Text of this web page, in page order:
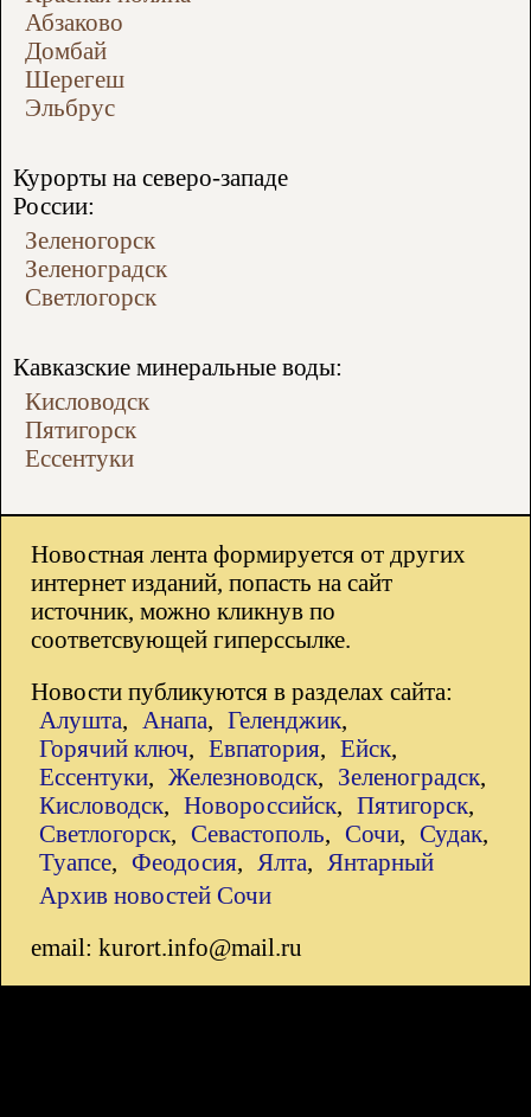
Абзаково
Домбай
Шерегеш
Эльбрус
Курорты на северо-западе
России:
Зеленогорск
Зеленоградск
Светлогорск
Кавказские минеральные воды:
Кисловодск
Пятигорск
Ессентуки
Новостная лента формируется от других
интернет изданий, попасть на сайт
источник, можно кликнув по
соответсвующей гиперссылке.
Новости публикуются в разделах сайта:
Алушта
Анапа Геленджик
Горячий ключ
Евпатория Ейск
Ессентуки
Железноводск Зеленоградск
Кисловодск
Новороссийск Пятигорск
Светлогорск
Севастополь Сочи Судак
Туапсе
Феодосия Ялта
Янтарный
Архив новостей Сочи
email: kurort.info@mail.ru